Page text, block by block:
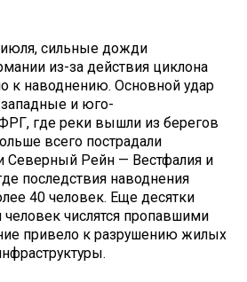
сильные дожди
из-за действия циклона
к наводнению. Основной удар
западные и юго-
где реки вышли из берегов
всего пострадали
Северный Рейн — Вестфалия и
последствия наводнения
40 человек. Еще десятки
человек числятся пропавшими
привело к разрушению жилых